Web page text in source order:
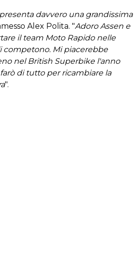
davvero una grandissima
Alex Polita. "Adoro Assen e
il team Moto Rapido nelle
competono. Mi piacerebbe
nel British Superbike l'anno
di tutto per ricambiare la
".